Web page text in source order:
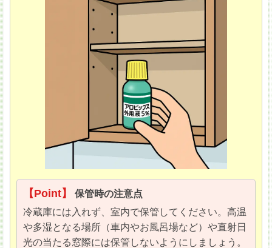
【Point】
保管時の注意点
冷蔵庫には入れず、室内で保管してください。高温
や多湿となる場所（車内やお風呂場など）や直射日
光の当たる窓際には保管しないようにしましょう。